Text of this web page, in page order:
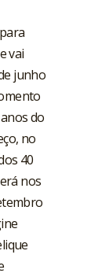
vai
junho
do
no
40
nos